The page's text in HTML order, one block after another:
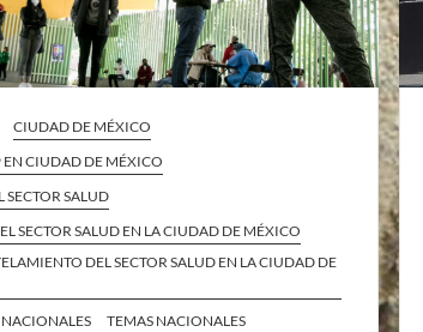
CIUDAD DE MÉXICO
CIUDAD DE MÉXICO
SECTOR SALUD
SECTOR SALUD EN LA CIUDAD DE MÉXICO
DEL SECTOR SALUD EN LA CIUDAD DE
TEMAS NACIONALES